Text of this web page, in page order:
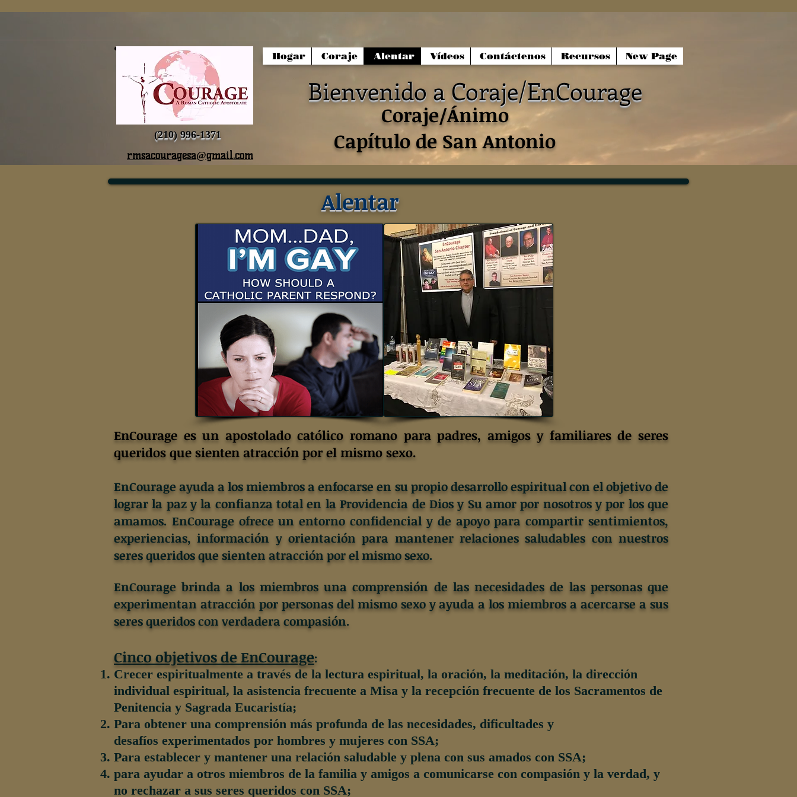
Hogar Coraje Alentar Vídeos Contáctenos Recursos New Page
(210) 996-1371
rmsacouragesa@gmail.com
Coraje/Ánimo
Capítulo de San Antonio
Bienvenido a Coraje/EnCourage
Alentar
EnCourage es un apostolado católico romano para padres, amigos y familiares de seres
queridos que sienten atracción por el mismo sexo.
EnCourage ayuda a los miembros a enfocarse en su propio desarrollo espiritual con el objetivo de
lograr la paz y la confianza total en la Providencia de Dios y Su amor por nosotros y por los que
amamos. EnCourage ofrece un entorno confidencial y de apoyo para compartir sentimientos,
experiencias, información y orientación para mantener relaciones saludables con nuestros
seres queridos que sienten atracción por el mismo sexo.
EnCourage brinda a los miembros una comprensión de las necesidades de las personas que
experimentan atracción por personas del mismo sexo y ayuda a los miembros a acercarse a sus
seres queridos con verdadera compasión.
Cinco objetivos de EnCourage:
Crecer espiritualmente a través de la lectura espiritual, la oración, la meditación, la dirección
individual espiritual, la asistencia frecuente a Misa y la recepción frecuente de los Sacramentos de
Penitencia y Sagrada Eucaristía;
Para obtener una comprensión más profunda de las necesidades, dificultades y
desafíos experimentados por hombres y mujeres con SSA;
Para establecer y mantener una relación saludable y plena con sus amados con SSA;
para ayudar a otros miembros de la familia y amigos a comunicarse con compasión y la verdad, y
no rechazar a sus seres queridos con SSA;